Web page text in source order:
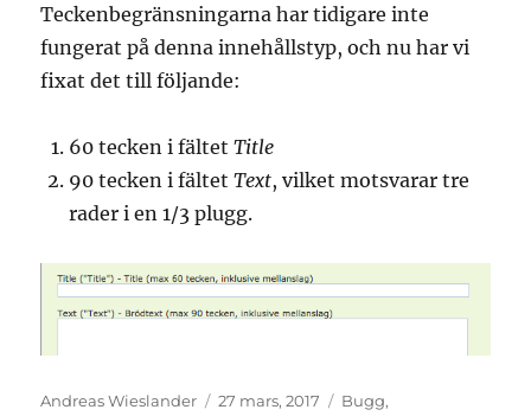
Teckenbegränsningarna har tidigare inte
fungerat på denna innehållstyp, och nu har vi
fixat det till följande:
60 tecken i fältetTitle
90 tecken i fältetText, vilket motsvarar tre
rader i en 1/3 plugg.
Författare
Andreas Wieslander Postat
27 mars, 2017 Kategorier
Bugg,